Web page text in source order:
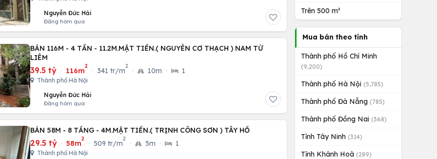
Nguyễn Đức Hải
Đăng hôm qua
BÁN 116M - 4 TẦN - 11.2M.MẶT TIỀN.( NGUYỄN CƠ THẠCH ) NAM TỪ
LIÊM
39.5 tỷ · 116m
2
· 341 tr/m
2
· 10m · 1
Thành phố Hà Nội
Nguyễn Đức Hải
Đăng hôm qua
BÁN 58M - 8 TẦNG - 4M.MẶT TIỀN.( TRỊNH CÔNG SƠN ) TÂY HỒ
29.5 tỷ · 58m
2
· 509 tr/m
2
· 5m · 1
Thành phố Hà Nội
Trên 500 m²
Mua bán theo tỉnh
Thành phố Hồ Chí Minh
(9,200)
Thành phố Hà Nội (5,785)
Thành phố Đà Nẵng (785)
Thành phố Đồng Nai (368)
Tỉnh Tây Ninh (314)
Tỉnh Khánh Hoà (289)